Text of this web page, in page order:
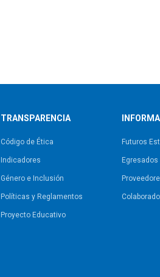
TRANSPARENCIA
Código de Ética
Indicadores
Género e Inclusión
Políticas y Reglamentos​
Proyecto Educativo
Futuros
Egresados